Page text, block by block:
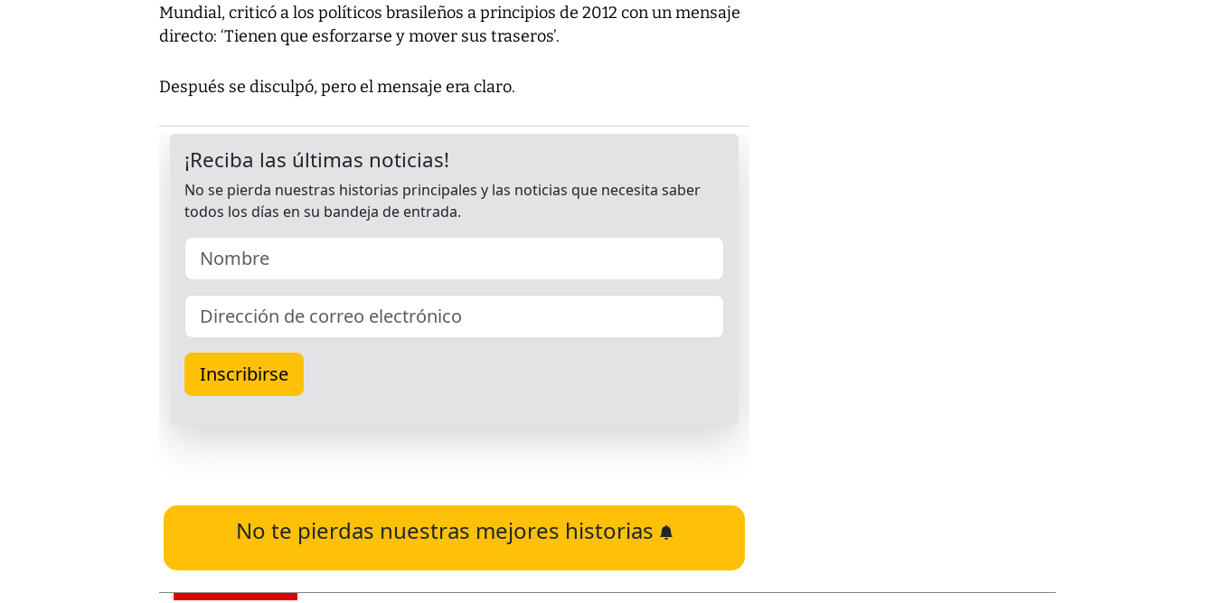
Mundial, criticó a los políticos brasileños a principios de 2012 con un mensaje
directo: ‘Tienen que esforzarse y mover sus traseros’.
Después se disculpó, pero el mensaje era claro.
No te pierdas nuestras mejores historias